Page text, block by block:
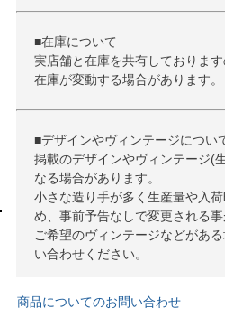
■在庫について
実店舗と在庫を共有しておりま
在庫が変動する場合があります。
■デザインやヴィンテージについ
掲載のデザインやヴィンテージ(
なる場合があります。
小さな造り手が多く生産量や入
め、事前予告なしで変更される事
ご希望のヴィンテージなどがあ
い合わせください。
商品についてのお問い合わせ